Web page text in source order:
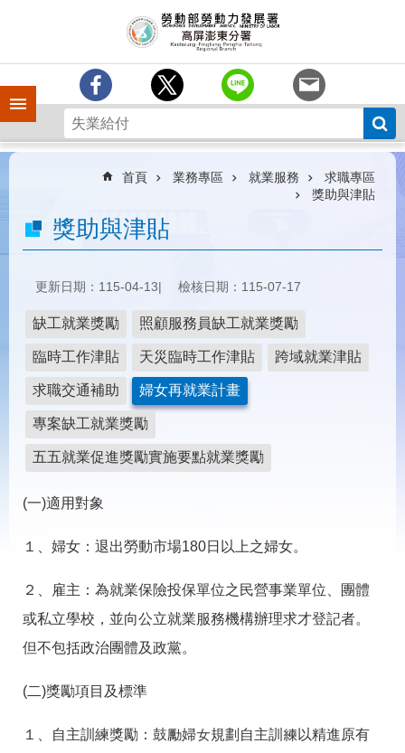
手機側欄
中
分
簡
務
載
區
見
網
導
覽
回
頁
意
箱
首頁 業務專區 就業服務
求職專區
獎助與津貼
獎助與津貼
更新日期：115-04-13 檢核日期：115-07-17
缺工就業獎勵 照顧服務員缺工就業獎勵
臨時工作津貼 天災臨時工作津貼 跨域就業津貼
求職交通補助 婦女再就業計畫
專案缺工就業獎勵
五五就業促進獎勵實施要點就業獎勵
(一)適用對象
１、婦女：退出勞動市場180日以上之婦女。
２、雇主：為就業保險投保單位之民營事業單位、團體
或私立學校，並向公立就業服務機構辦理求才登記者。
但不包括政治團體及政黨。
(二)獎勵項目及標準
１、自主訓練獎勵：鼓勵婦女規劃自主訓練以精進原有